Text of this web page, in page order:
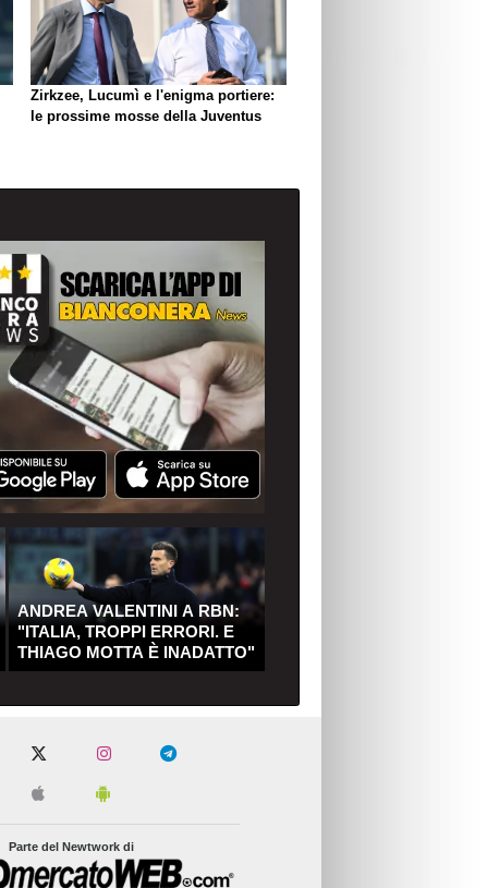
Zirkzee, Lucumì e l'enigma portiere:
le prossime mosse della Juventus
ANDREA VALENTINI A RBN:
"ITALIA, TROPPI ERRORI. E
THIAGO MOTTA È INADATTO"
Parte del Newtwork di